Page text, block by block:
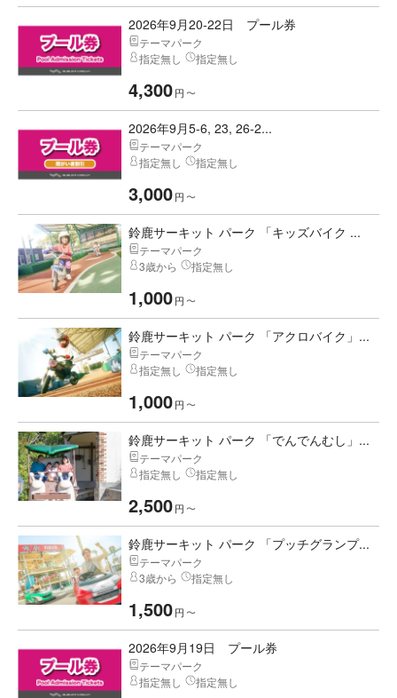
2026年9月20-22日 プール券
テーマパーク
指定無し
指定無し
4,300円 〜
2026年9月5-6, 23, 26-2...
テーマパーク
指定無し
指定無し
3,000円 〜
鈴鹿サーキット パーク 「キッズバイク ...
テーマパーク
3歳から
指定無し
1,000円 〜
鈴鹿サーキット パーク 「アクロバイク」...
テーマパーク
指定無し
指定無し
1,000円 〜
鈴鹿サーキット パーク 「でんでんむし」...
テーマパーク
指定無し
指定無し
2,500円 〜
鈴鹿サーキット パーク 「プッチグランプ...
テーマパーク
3歳から
指定無し
1,500円 〜
2026年9月19日 プール券
テーマパーク
指定無し
指定無し